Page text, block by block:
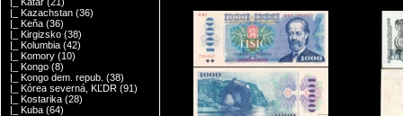
|_ Kazachstan (36)
|_ Keňa (36)
|_ Kirgizsko (38)
|_ Kolumbia (42)
|_ Komory (10)
|_ Kongo (8)
|_ Kongo dem. repub. (38)
|_ Kórea severná, KĽDR (91)
|_ Kostarika (28)
|_ Kuba (64)